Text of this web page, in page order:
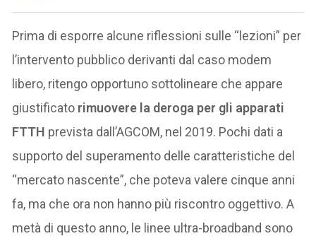
Prima di esporre alcune riflessioni sulle “lezioni” per
l’intervento pubblico derivanti dal caso modem
libero, ritengo opportuno sottolineare che appare
giustificato rimuovere la deroga per gli apparati
FTTH prevista dall’AGCOM, nel 2019. Pochi dati a
supporto del superamento delle caratteristiche del
“mercato nascente”, che poteva valere cinque anni
fa, ma che ora non hanno più riscontro oggettivo. A
metà di questo anno, le linee ultra-broadband sono